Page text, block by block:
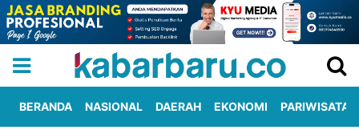
BERANDA NASIONAL DAERAH EKONOMI PARIWISATA